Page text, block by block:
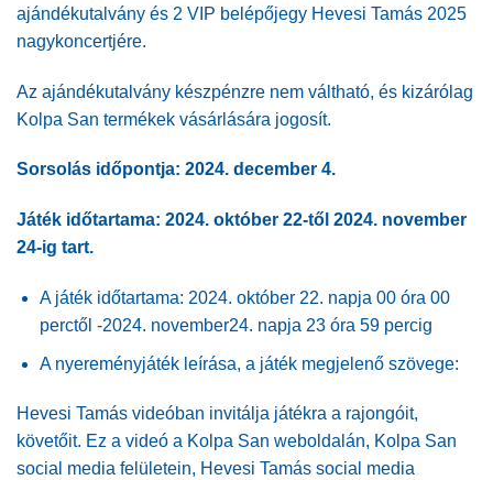
ajándékutalvány és 2 VIP belépőjegy Hevesi Tamás 2025
nagykoncertjére.
Az ajándékutalvány készpénzre nem váltható, és kizárólag
Kolpa San termékek vásárlására jogosít.
Sorsolás időpontja: 2024. december 4.
Játék időtartama: 2024. október 22-től 2024. november
24-ig tart.
A játék időtartama: 2024. október 22. napja 00 óra 00
perctől -2024. november24. napja 23 óra 59 percig
A nyereményjáték leírása, a játék megjelenő szövege:
Hevesi Tamás videóban invitálja játékra a rajongóit,
követőit. Ez a videó a Kolpa San weboldalán, Kolpa San
social media felületein, Hevesi Tamás social media